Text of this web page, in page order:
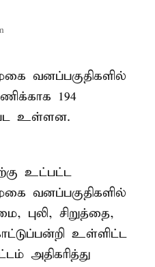
வனப்பகுதிகளில்
194
உள்ளன.
உட்பட்ட
வனப்பகுதிகளில்
புலி, சிறுத்தை,
உள்ளிட்ட
அதிகரித்து